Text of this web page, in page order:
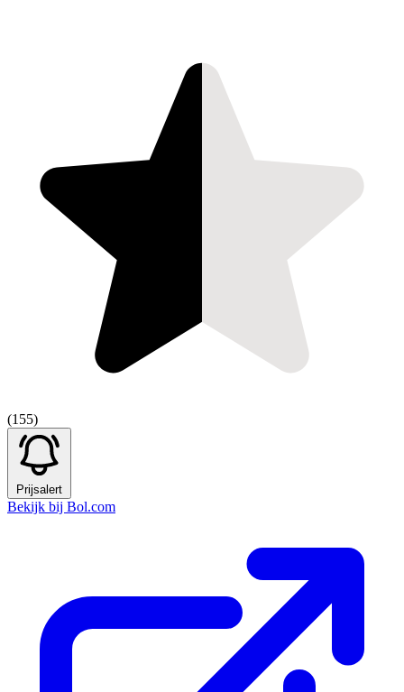
(155)
Prijsalert
Bekijk bij Bol.com